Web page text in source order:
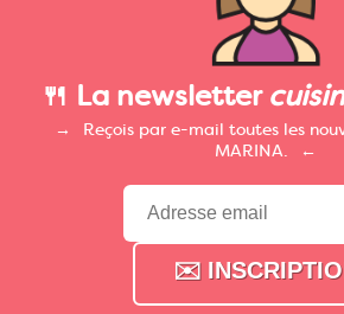
🍴 La newsletter
Reçois par e-mail toutes les
MARINA.